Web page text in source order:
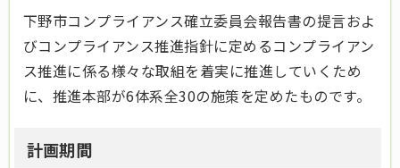
下野市コンプライアンス確立委員会報告書の提言およ
びコンプライアンス推進指針に定めるコンプライアン
ス推進に係る様々な取組を着実に推進していくため
に、推進本部が6体系全30の施策を定めたものです。
計画期間